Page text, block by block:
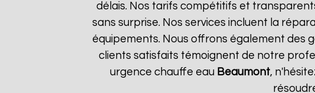
délais. Nos tarifs compétitifs et
sans surprise. Nos services incluent la
équipements. Nous offrons également des
clients satisfaits témoignent de notre
urgence chauffe eau Beaumont,